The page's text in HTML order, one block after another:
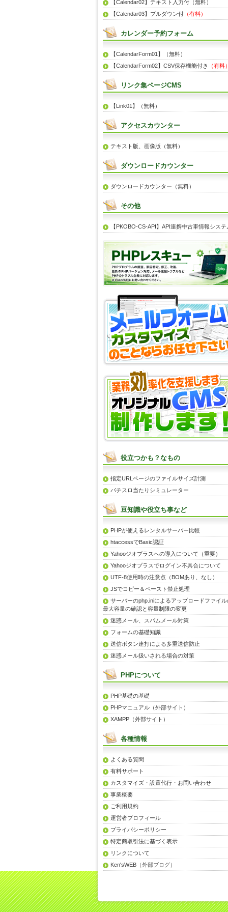
【Calendar02】テキスト入力付（無料）
【Calendar03】プルダウン付 （有料）
カレンダー予約フォーム
【CalendarForm01】（無料）
【CalendarForm02】CSV保存機能付き
（有料
リンク集ページCMS
【Link01】（無料）
アクセスカウンター
テキスト版、画像版（無料）
ダウンロードカウンター
ダウンロードカウンター（無料）
その他
【PKOBO-CS-API】API連携中古車情報システ
役立つかも？なもの
指定URLページのファイルサイズ計測
パチスロ当たりシミュレーター
豆知識や役立ち事など
PHPが使えるレンタルサーバー比較
htaccessでBasic認証
Yahooジオプラスへの導入について（重要）
Yahooジオプラスでログイン不具合について
UTF-8使用時の注意点（BOMあり、なし）
JSでコピー＆ペースト禁止処理
サーバーのphp.iniによるアップロードファイル
最大容量の確認と容量制限の変更
迷惑メール、スパムメール対策
フォームの基礎知識
送信ボタン連打による多重送信防止
迷惑メール扱いされる場合の対策
PHPについて
PHP基礎の基礎
PHPマニュアル（外部サイト）
XAMPP（外部サイト）
各種情報
よくある質問
有料サポート
カスタマイズ・設置代行・お問い合わせ
事業概要
ご利用規約
運営者プロフィール
プライバシーポリシー
特定商取引法に基づく表示
リンクについて
Ken'sWEB （外部ブログ）